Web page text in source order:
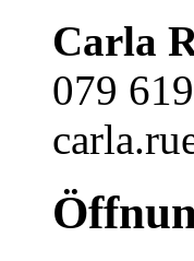
Carla
079